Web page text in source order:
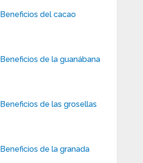
Beneficios del cacao
Beneficios de la guanábana
Beneficios de las grosellas
Beneficios de la granada